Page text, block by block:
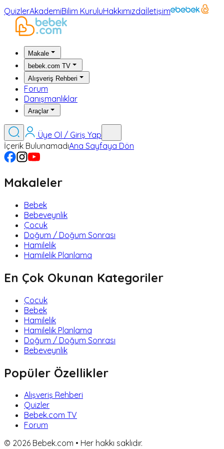
QuizlerAkademiBilim KuruluHakkımızdaİletişim
Makale
bebek.com TV
Alışveriş Rehberi
Forum
Danışmanlıklar
Araçlar
Üye Ol / Giriş Yap
İçerik BulunamadıAna Sayfaya Dön
Makaleler
Bebek
Bebeveynlik
Çocuk
Doğum / Doğum Sonrası
Hamilelik
Hamilelik Planlama
En Çok Okunan Kategoriler
Çocuk
Bebek
Hamilelik
Hamilelik Planlama
Doğum / Doğum Sonrası
Bebeveynlik
Popüler Özellikler
Alışveriş Rehberi
Quizler
Bebek.com TV
Forum
© 2026 Bebek.com • Her hakkı saklıdır.